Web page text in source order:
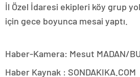
İl Özel İdaresi ekipleri köy grup
için gece boyunca mesai yaptı.
Haber-Kamera: Mesut MADAN/
Haber Kaynak : SONDAKIKA.COM